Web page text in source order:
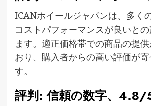
ICANホイールジャパンは、多く
コストパフォーマンスが良いと
ます。適正価格帯での商品の提
おり、購入者からの高い評価が寄
す。
評判: 信頼の数字、4.8/